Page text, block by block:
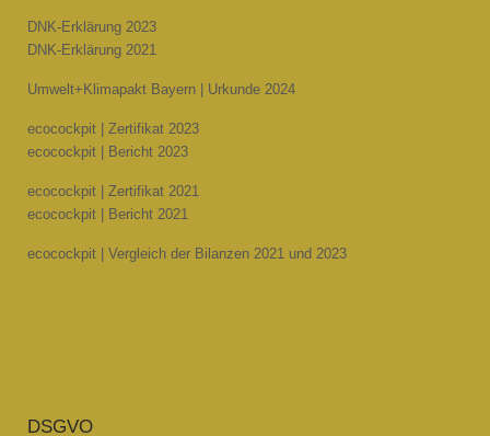
DNK-Erklärung 2023
DNK-Erklärung 2021
Umwelt+Klimapakt Bayern | Urkunde 2024
ecocockpit | Zertifikat 2023
ecocockpit | Bericht 2023
ecocockpit | Zertifikat 2021
ecocockpit | Bericht 2021
ecocockpit | Vergleich der Bilanzen 2021 und 2023
DSGVO